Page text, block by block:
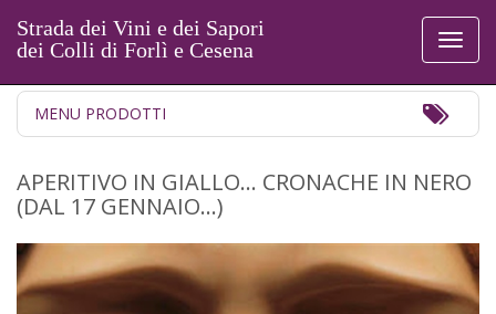
Strada dei Vini e dei Sapori
dei Colli di Forlì e Cesena
MENU PRODOTTI
APERITIVO IN GIALLO… CRONACHE IN NERO
(DAL 17 GENNAIO...)